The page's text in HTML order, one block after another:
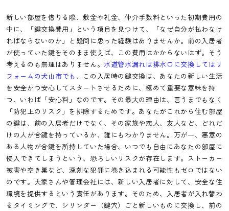
新しい部屋を借りる際、敷金や礼金、仲介手数料といった初期費用の
中に、「鍵交換費用」という項目を見つけて、「なぜ自分が払わなけ
ればならないのか」と疑問に思った経験はありませんか。前の入居者
が使っていた鍵をそのまま使えば、この費用はかからないはず。そう
考えるのも無理はありません。水道管水漏れは排水口に交換してはリ
フォームの犬山市でも 、この入居時の鍵交換は、あなたの新しい生活
を安全かつ安心してスタートさせるために、極めて重要な意味を持
つ、いわば「安心料」なのです。その最大の理由は、言うまでもなく
「防犯上のリスク」を排除するためです。あなたがこれから住む部屋
の鍵は、前の入居者だけでなく、その家族や恋人、友人など、どれだ
けの人が合鍵を持っているか、誰にもわかりません。万が一、悪意の
ある人物が合鍵を所持していた場合、いつでも自由にあなたの部屋に
侵入できてしまうという、恐ろしいリスクが存在します。ストーカー
被害や空き巣など、深刻な犯罪に巻き込まれる可能性もゼロではない
のです。大家さんや管理会社には、新しい入居者に対して、安全な住
環境を提供するという責任があります。そのため、入居者が入れ替わ
るタイミングで、シリンダー（鍵穴）ごと新しいものに交換し、前の